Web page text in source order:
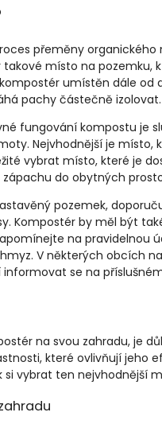
přeměny
místo na pozemku,
umístěn dále od
pachy částečně izolovat.
fungování kompostu je
Nejvhodnější je
vybrat místo, které je
do obytných
pozemek,
Kompostér by měl být
na pravidelnou
V některých obcích
se na
na svou zahradu, je
které ovlivňují jeho
vybrat ten nejvhodnější